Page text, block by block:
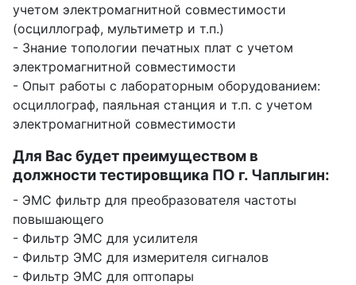
учетом электромагнитной совместимости
(осциллограф, мультиметр и т.п.)
- Знание топологии печатных плат с учетом
электромагнитной совместимости
- Опыт работы с лабораторным оборудованием:
осциллограф, паяльная станция и т.п. с учетом
электромагнитной совместимости
Для Вас будет преимуществом в
должности тестировщика ПО г. Чаплыгин:
- ЭМС фильтр для преобразователя частоты
повышающего
- Фильтр ЭМС для усилителя
- Фильтр ЭМС для измерителя сигналов
- Фильтр ЭМС для оптопары